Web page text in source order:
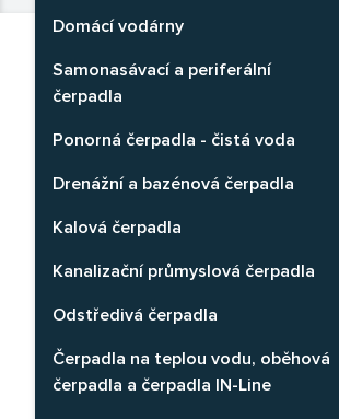
Domácí vodárny
Samonasávací a periferální
čerpadla
Ponorná čerpadla - čistá voda
Drenážní a bazénová čerpadla
Kalová čerpadla
Kanalizační průmyslová čerpadla
Odstředivá čerpadla
Čerpadla na teplou vodu, oběhová
čerpadla a čerpadla IN-Line